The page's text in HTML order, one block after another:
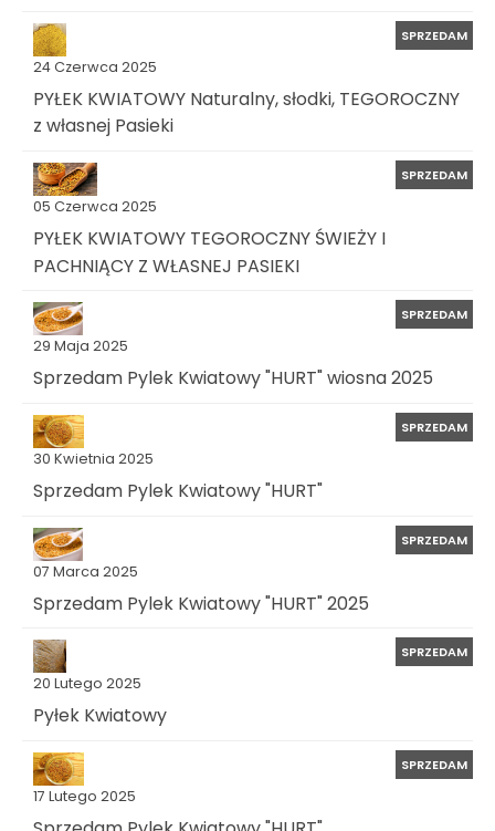
24 Czerwca 2025
SPRZEDAM
PYŁEK KWIATOWY Naturalny, słodki, TEGOROCZNY
z własnej Pasieki
05 Czerwca 2025
SPRZEDAM
PYŁEK KWIATOWY TEGOROCZNY ŚWIEŻY I
PACHNIĄCY Z WŁASNEJ PASIEKI
29 Maja 2025
SPRZEDAM
Sprzedam Pylek Kwiatowy "HURT" wiosna 2025
30 Kwietnia 2025
SPRZEDAM
Sprzedam Pylek Kwiatowy "HURT"
07 Marca 2025
SPRZEDAM
Sprzedam Pylek Kwiatowy "HURT" 2025
20 Lutego 2025
SPRZEDAM
Pyłek Kwiatowy
17 Lutego 2025
SPRZEDAM